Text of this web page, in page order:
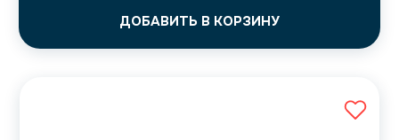
ДОБАВИТЬ В КОРЗИНУ